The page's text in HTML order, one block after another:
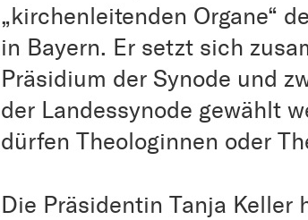
„kirchenleitenden Organe“
in Bayern. Er setzt sich
Präsidium der Synode und
der Landessynode gewählt
dürfen Theologinnen oder
Die Präsidentin Tanja Keller